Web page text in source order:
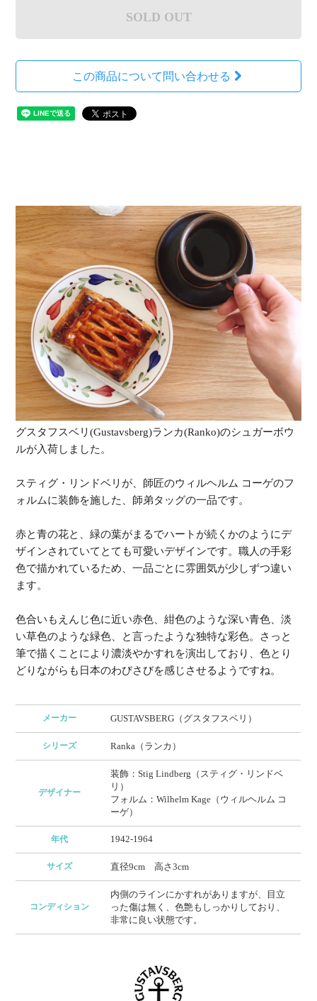
SOLD OUT
この商品について問い合わせる
グスタフスベリ(Gustavsberg)ランカ(Ranko)のシュガーボウ
ルが入荷しました。
スティグ・リンドベリが、師匠のウィルヘルム コーゲのフ
ォルムに装飾を施した、師弟タッグの一品です。
赤と青の花と、緑の葉がまるでハートが続くかのようにデ
ザインされていてとても可愛いデザインです。職人の手彩
色で描かれているため、一品ごとに雰囲気が少しずつ違い
ます。
色合いもえんじ色に近い赤色、紺色のような深い青色、淡
い草色のような緑色、と言ったような独特な彩色。さっと
筆で描くことにより濃淡やかすれを演出しており、色とり
どりながらも日本のわびさびを感じさせるようですね。
メーカー GUSTAVSBERG（グスタフスベリ）
シリーズ Ranka（ランカ）
デザイナー
装飾：Stig Lindberg（スティグ・リンドベ
リ）
フォルム：Wilhelm Kage（ウィルヘルム コ
ーゲ）
年代 1942-1964
サイズ 直径9cm 高さ3cm
コンディション
内側のラインにかすれがありますが、目立
った傷は無く、色艶もしっかりしており、
非常に良い状態です。